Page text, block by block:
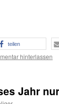
teilen
hinterlassen
Jahr